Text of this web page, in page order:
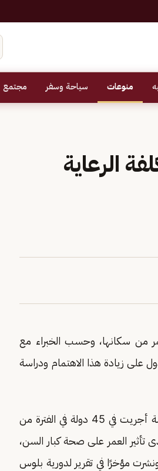
منوعات سياحة وسفر مجتمع
تزيد تكلفة الرعاية
من سكانها، وحسب الخبراء مع
على زيادة هذا الاهتمام ودراسة
وخلال السعى في هذا الاتجاه، قام الباحثون في جامعة ييل بتحليل 422 دراسة أجريت في 45 دولة في الفترة من
مدى تأثير العمر على صحة كبار السن،
مؤخرًا في تقرير لدورية بلوس